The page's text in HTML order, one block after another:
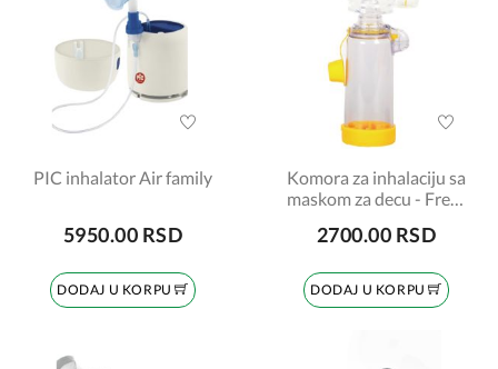
PIC inhalator Air family
5950.00 RSD
DODAJ U KORPU
Komora za inhalaciju sa
maskom za decu - Free-
2700.00 RSD
DODAJ U KORPU